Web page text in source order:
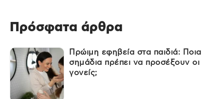
Πρόσφατα άρθρα
Πρώιμη εφηβεία στα παιδιά: Ποια
σημάδια πρέπει να προσέξουν οι
γονείς;